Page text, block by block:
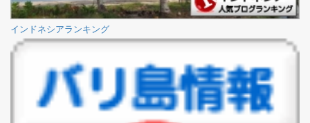
インドネシアランキング